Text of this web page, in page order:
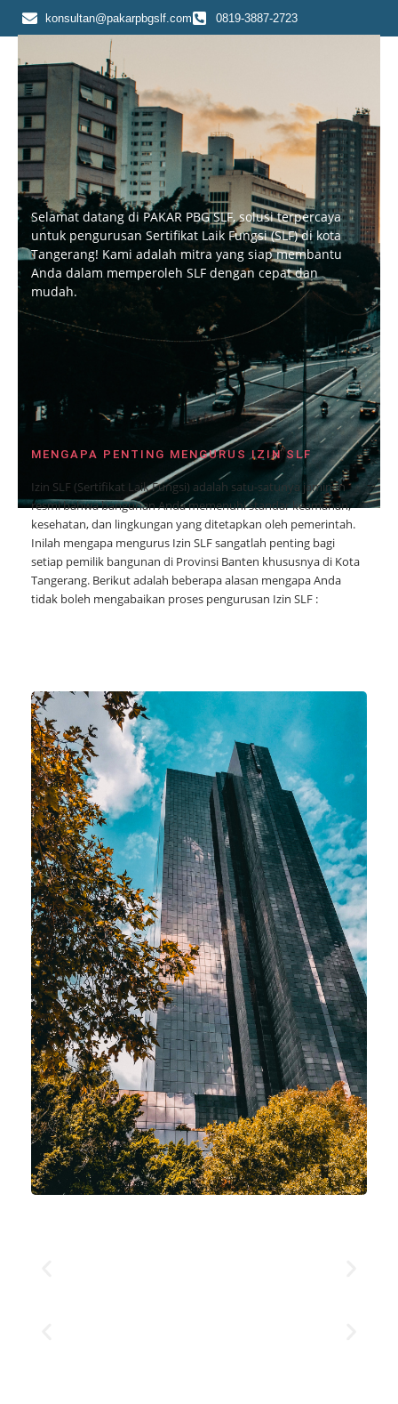
konsultan@pakarpbgslf.com 0819-3887-2723
Selamat datang di PAKAR PBG SLF, solusi terpercaya
untuk pengurusan Sertifikat Laik Fungsi (SLF) di kota
Tangerang! Kami adalah mitra yang siap membantu
Anda dalam memperoleh SLF dengan cepat dan
mudah.
MENGAPA PENTING MENGURUS IZIN SLF
Izin SLF (Sertifikat Laik Fungsi) adalah satu-satunya jaminan
resmi bahwa bangunan Anda memenuhi standar keamanan,
kesehatan, dan lingkungan yang ditetapkan oleh pemerintah.
Inilah mengapa mengurus Izin SLF sangatlah penting bagi
setiap pemilik bangunan di Provinsi Banten khususnya di Kota
Tangerang. Berikut adalah beberapa alasan mengapa Anda
tidak boleh mengabaikan proses pengurusan Izin SLF :